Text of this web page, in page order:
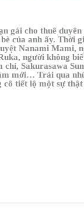
gái cho thuê
của anh ấy. Thời
Nanami Mami,
người không
chỉ, Sakurasawa
mới… Trải qua
tiết lộ một sự